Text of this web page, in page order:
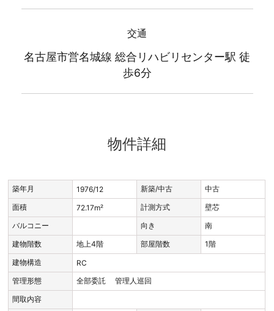
交通
名古屋市営名城線 総合リハビリセンター駅 徒
歩6分
物件詳細
築年月 1976/12 新築/中古
中古
面積
72.17m² 計測方式
壁芯
バルコニー
向き
南
建物階数
地上4階 部屋階数
1階
建物構造
RC
管理形態
全部委託 管理人巡回
間取内容